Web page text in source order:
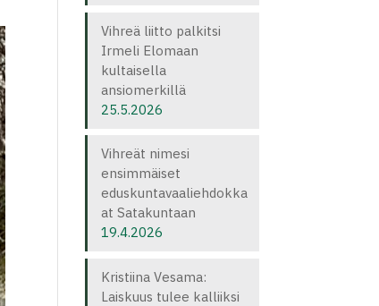
Vihreä liitto palkitsi
Irmeli Elomaan
kultaisella
ansiomerkillä
25.5.2026
Vihreät nimesi
ensimmäiset
eduskuntavaaliehdokka
at Satakuntaan
19.4.2026
Kristiina Vesama:
Laiskuus tulee kalliiksi